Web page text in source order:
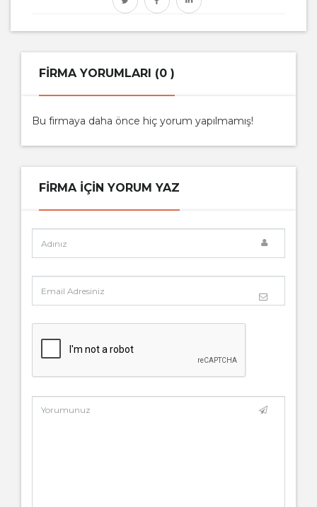
FIRMA YORUMLARI (0 )
Bu firmaya daha önce hiç yorum yapılmamış!
FIRMA IÇIN YORUM YAZ